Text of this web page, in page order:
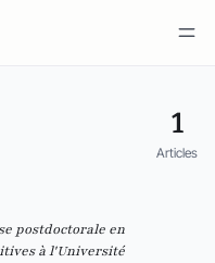
1
Articles
postdoctorale en
à l'Université